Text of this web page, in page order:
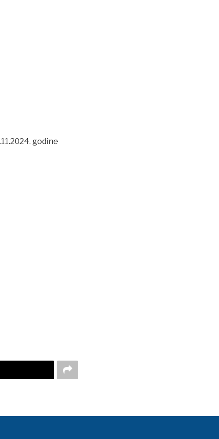
godine